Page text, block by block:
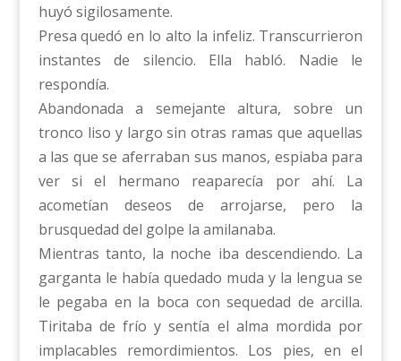
huyó sigilosamente.
Presa quedó en lo alto la infeliz. Transcurrieron
instantes de silencio. Ella habló. Nadie le
respondía.
Abandonada a semejante altura, sobre un
tronco liso y largo sin otras ramas que aquellas
a las que se aferraban sus manos, espiaba para
ver si el hermano reaparecía por ahí. La
acometían deseos de arrojarse, pero la
brusquedad del golpe la amilanaba.
Mientras tanto, la noche iba descendiendo. La
garganta le había quedado muda y la lengua se
le pegaba en la boca con sequedad de arcilla.
Tiritaba de frío y sentía el alma mordida por
implacables remordimientos. Los pies, en el